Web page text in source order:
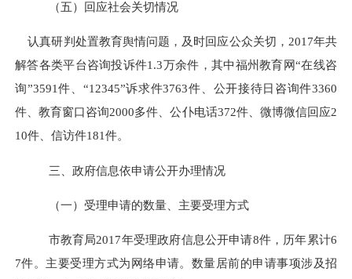
（五） 回应社会关切情况
认真研判处置教育舆情问题，及时回应公众关切， 2017年共
解答各类平台咨询投诉件1.3万余件，其中福州教育网“在线咨
询”3591件、“12345”诉求件3763件、公开接待日咨询件3360
件、教育窗口咨询2000多件、公仆电话372件、微博微信回应2
10件、信访件181件。
三、政府信息依申请公开办理情况
（一）受理申请的数量、主要受理方式
市教育局2017年受理政府信息公开申请8件，历年累计6
7件。主要受理方式为网络申请。数量居前的申请事项涉及招